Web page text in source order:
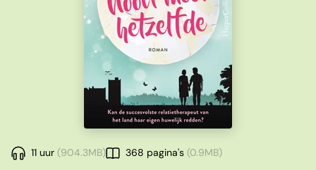
11 uur (904.3MB) 368 pagina's (0.9MB)